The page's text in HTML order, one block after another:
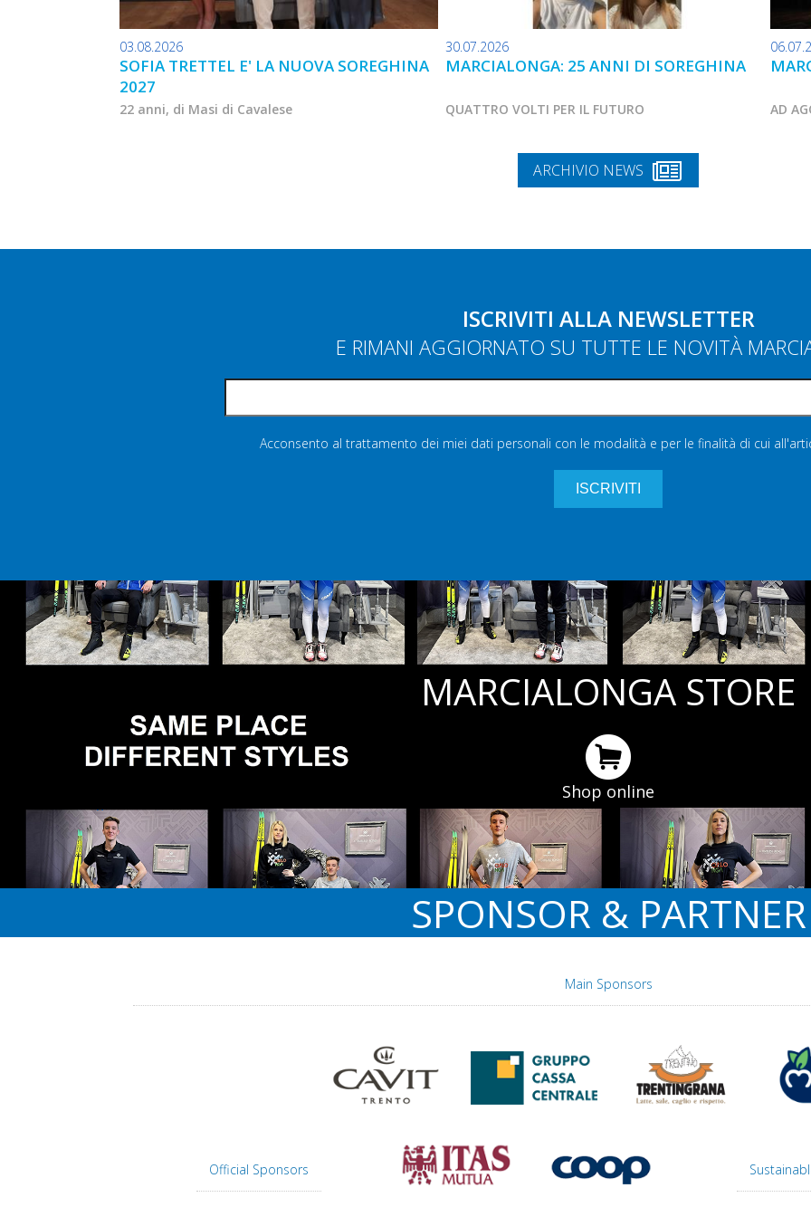
03.08.2026
SOFIA TRETTEL E' LA NUOVA SOREGHINA
2027
22 anni, di Masi di Cavalese
30.07.2026
MARCIALONGA: 25 ANNI DI SOREGHINA
QUATTRO VOLTI PER IL FUTURO AD
ARCHIVIO NEWS
ISCRIVITI ALLA NEWSLETTER
E RIMANI AGGIORNATO SU TUTTE LE NOVITÀ
Acconsento al trattamento dei miei dati personali con le modalità e per le finalità di cui
MARCIALONGA STORE
Shop online
SPONSOR & PARTNER
Main Sponsors
Official Sponsors